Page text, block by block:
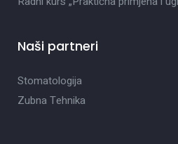
Naši partneri
Stomatologija
Zubna Tehnika